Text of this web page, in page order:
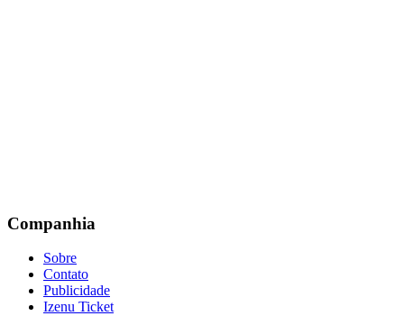
Companhia
Sobre
Contato
Publicidade
Izenu Ticket